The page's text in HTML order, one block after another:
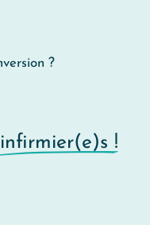
?
infirmier(e)s !